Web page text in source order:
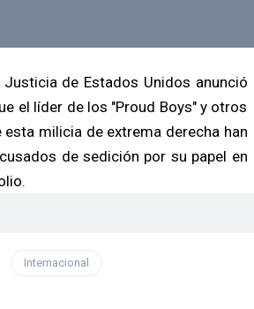
Justicia de Estados Unidos anunció
el líder de los "Proud Boys" y otros
milicia de extrema derecha han
de sedición por su papel en
Internacional